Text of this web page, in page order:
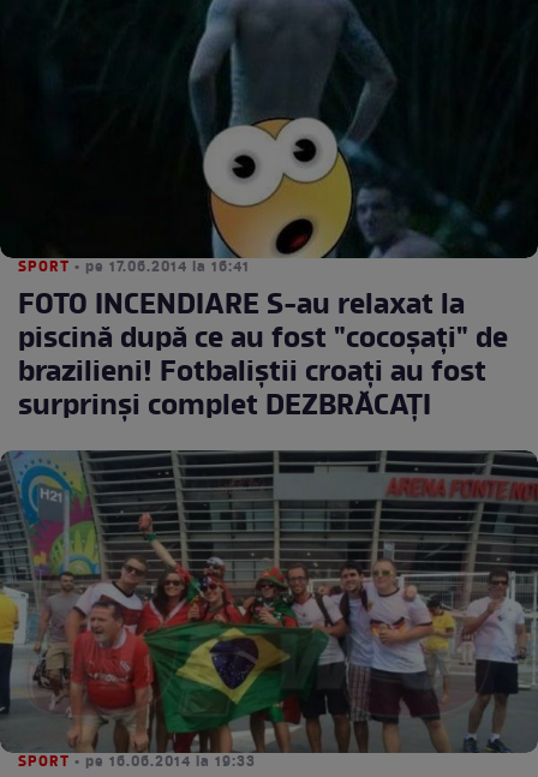
SPORT • pe 17.06.2014 la 16:41
FOTO INCENDIARE S-au relaxat la
piscină după ce au fost "cocoşaţi" de
brazilieni! Fotbaliştii croaţi au fost
surprinşi complet DEZBRĂCAŢI
SPORT • pe 16.06.2014 la 19:33